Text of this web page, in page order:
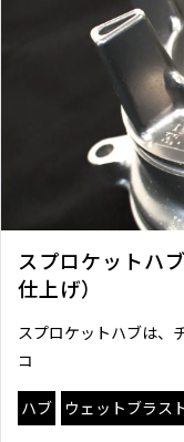
スプロケットハ
仕上げ）
スプロケットハブは、
コ
ハブ ウェットブラス